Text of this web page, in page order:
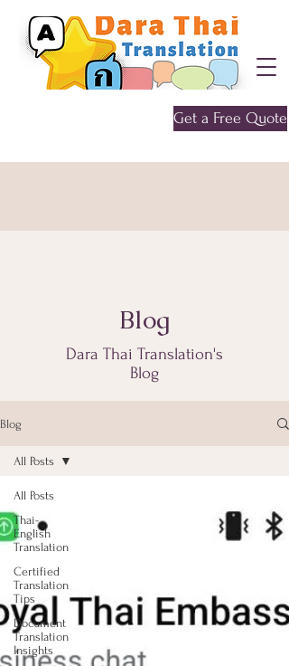
Get a Free Quote
Blog
Dara Thai Translation's
Blog
Blog
All Posts
Thai-
English
Translation
Certified
Translation
Tips
Document
Translation
Insights
All Posts